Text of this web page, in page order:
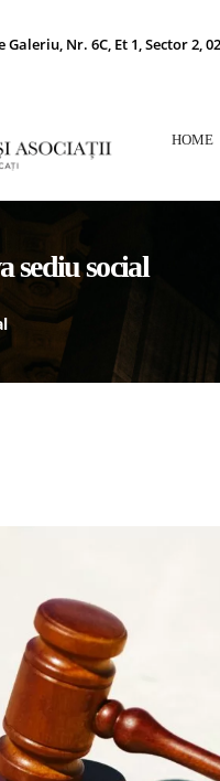
Nr. 6C, Et 1, Sector 2,
HOME
sediu social